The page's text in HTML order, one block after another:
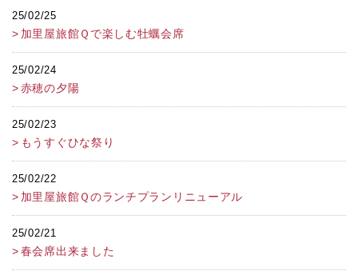
25/02/25
加里屋旅館Ｑで楽しむ牡蠣会席
25/02/24
赤穂の夕陽
25/02/23
もうすぐひな祭り
25/02/22
加里屋旅館Ｑのランチプランリニューアル
25/02/21
春会席出来ました